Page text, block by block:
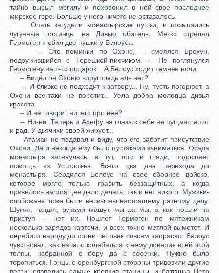
тайно вырыл могилу и похоронил в ней свое последнее
мирское горе. Больше у него ничего не оставалось.
Опять загудели монастырские пушки, и посыпались
чугунные гостинцы на Дивью обитель. Метко стрелял
Гермоген и сбил две пушки у Белоуса.
-- Это поминки по Охоне, -- смеялся Брехун,
подружившийся с Терешкой-писчиком. -- Не поглянулся
Гермогену наш-то подарок... А Белоус ходит темнее ночи.
-- Видел он Охоню вдругорядь аль нет?
-- И близко не подходит к затвору... Ну, пусть погорюет, а
Охони все-таки не воротит... Уела добра молодца дивья
красота.
-- И не говорит ничего про нее?
-- Ни-ни. Теперь и Арефу на глаза к себе не пущает, а тот
и рад. У дьячихи своей жирует...
Атаман не подавал и виду, что его заботит присутствие
Охони. Да и некогда ему было пустяками заниматься. Осада
монастыря затянулась, а тут, того и гляди, подоспеет
помощь из Усторожья. Всего два дня перехода до
монастыря. Сердился Белоус на свое сборное войско,
которое могло только грабить беззащитных, а когда
привелось настоящее дело делать, так и нет никого. Мужики-
слобожане тоже были несвычны настоящему ратному делу.
Шумят, галдят, руками машут, мы да мы, а как пошли на
приступ -- нет их. Пошлет Гермоген по мятежникам
несколько зарядов картечи, и всех точно метлой выметет. И
перебито народу до сотни человек совсем напрасно. Белоус
чувствовал, как начало колебаться к нему доверие всей этой
толпы, набранной с бору да с сосенки. Нужно было
торопиться. Гонцы с оренбургской стороны привозили другие
вести: сдавались самые крепкие станицы, и батюшка Петр